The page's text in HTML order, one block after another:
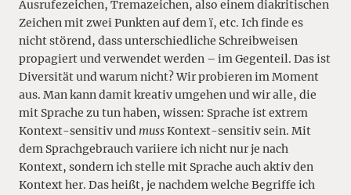
Ausrufezeichen, Tremazeichen, also einem diakritischen
Zeichen mit zwei Punkten auf dem ï, etc. Ich finde es
nicht störend, dass unterschiedliche Schreibweisen
propagiert und verwendet werden – im Gegenteil. Das ist
Diversität und warum nicht? Wir probieren im Moment
aus. Man kann damit kreativ umgehen und wir alle, die
mit Sprache zu tun haben, wissen: Sprache ist extrem
Kontext-sensitiv undmussKontext-sensitiv sein. Mit
dem Sprachgebrauch variiere ich nicht nur je nach
Kontext, sondern ich stelle mit Sprache auch aktiv den
Kontext her. Das heißt, je nachdem welche Begriffe ich